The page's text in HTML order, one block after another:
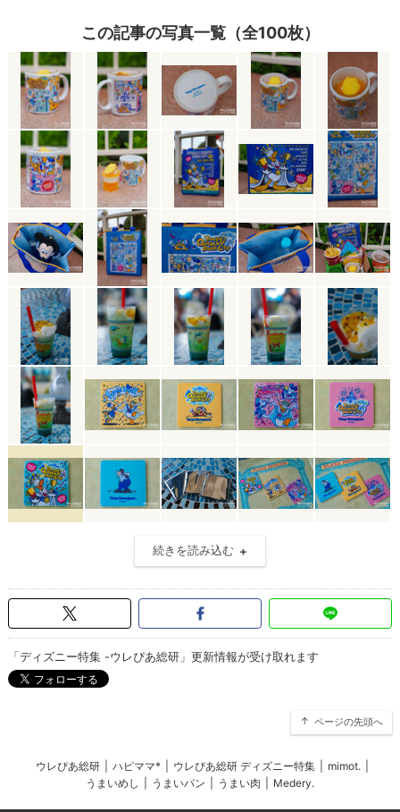
この記事の写真一覧（全100枚）
続きを読み込む
「ディズニー特集 -ウレぴあ総研」更新情報が受け取れます
ページの先頭へ
ウレぴあ総研 ハピママ* ウレぴあ総研 ディズニー特集 mimot.
うまいめし
うまいパン うまい肉 Medery.